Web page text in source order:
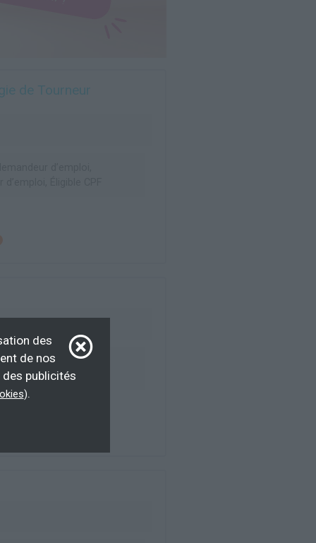
de Tourneur
d’emploi,
Éligible CPF
des
de nos
publicités
).